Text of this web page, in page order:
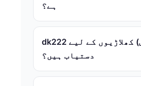
ہے؟
dk222 پلیٹ فارم پر کون سی مشہور لعبة (گیمز) اور سلوت (سلاٹس) کھلاڑیوں کے لیے
دستیاب ہیں؟